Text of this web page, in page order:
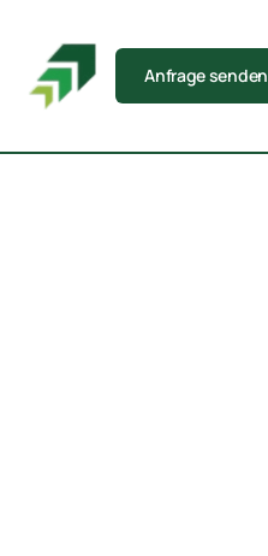
Anfrage senden